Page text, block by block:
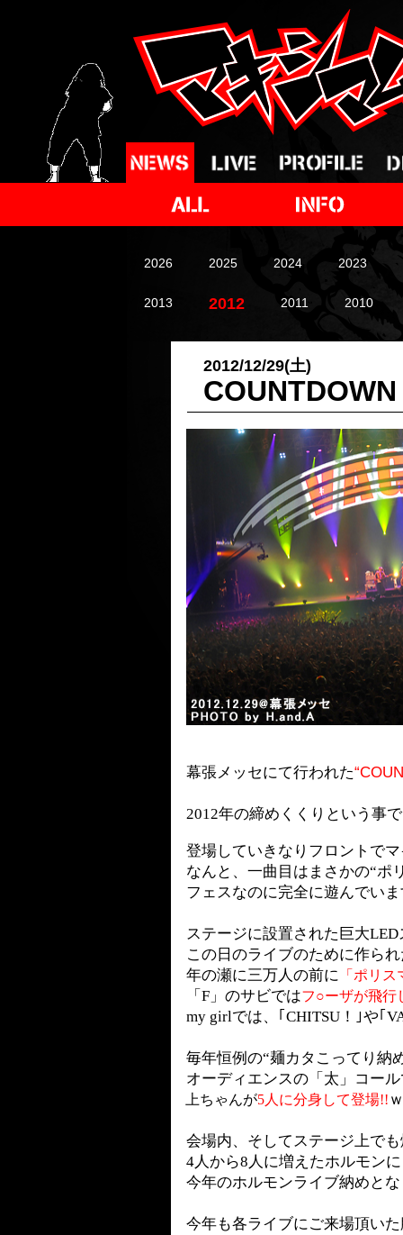
2026 2025 2024 2023
2013 2012 2011 2010
2012/12/29(土)
幕張メッセにて行われた
2012年の締めくくりという事
登場していきなりフロントで
なんと、一曲目はまさかの“ポ
フェスなのに完全に遊んでいま
ステージに設置された巨大LED
この日のライブのために作ら
年の瀬に三万人の前に 「ポリ
「F」のサビではフ○ーザが飛行
my girlでは、｢CHITSU！｣や｢
毎年恒例の“麺カタこってり納
オーディエンスの「太」コー
上ちゃんが5人に分身して登場!!
会場内、そしてステージ上で
4人から8人に増えたホルモン
今年のホルモンライブ納めと
今年も各ライブにご来場頂い